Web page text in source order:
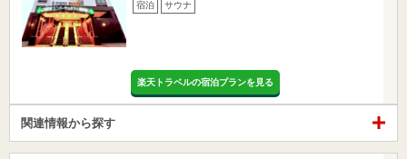
宿泊 サウナ
楽天トラベルの宿泊プランを見る
関連情報から探す